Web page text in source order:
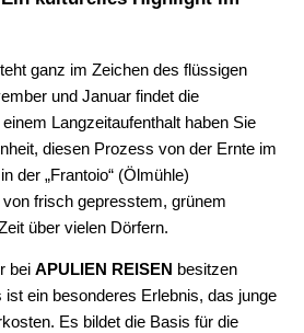
ganz im Zeichen des flüssigen
und Januar findet die
Langzeitaufenthalt haben Sie
diesen Prozess von der Ernte im
der „Frantoio“ (Ölmühle)
frisch gepresstem, grünem
über vielen Dörfern.
beiAPULIEN REISEN besitzen
ist ein besonderes Erlebnis, das junge
Es bildet die Basis für die